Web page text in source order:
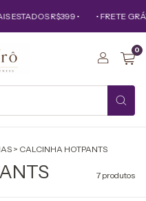
ESTADOS R$399 • • FRETE
0
> CALCINHA HOTPANTS
7 produtos